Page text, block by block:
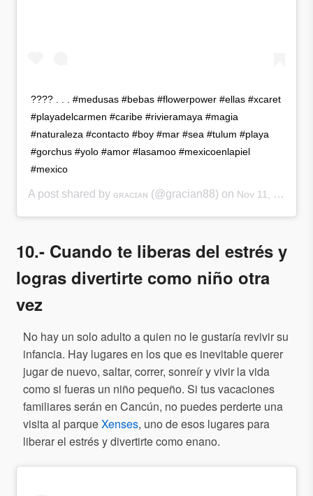
???? . . . #medusas #bebas #flowerpower #ellas #xcaret
#playadelcarmen #caribe #rivieramaya #magia
#naturaleza #contacto #boy #mar #sea #tulum #playa
#gorchus #yolo #amor #lasamoo #mexicoenlapiel
#mexico
A post shared by ɢʀᴀᴄɪᴀɴ (@gracian88) on Nov 11, 2017 at 11:47am PST
10.- Cuando te liberas del estrés y
logras divertirte como niño otra
vez
No hay un solo adulto a quien no le gustaría revivir su
infancia. Hay lugares en los que es inevitable querer
jugar de nuevo, saltar, correr, sonreír y vivir la vida
como si fueras un niño pequeño. Si tus vacaciones
familiares serán en Cancún, no puedes perderte una
visita al parqueXenses, uno de esos lugares para
liberar el estrés y divertirte como enano.